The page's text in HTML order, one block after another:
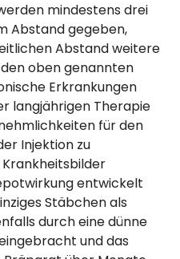
mindestens drei
Abstand gegeben,
Abstand weitere
oben genannten
Erkrankungen
langjährigen Therapie
für den
Injektion zu
Krankheitsbilder
entwickelt
Stäbchen als
durch eine dünne
und das